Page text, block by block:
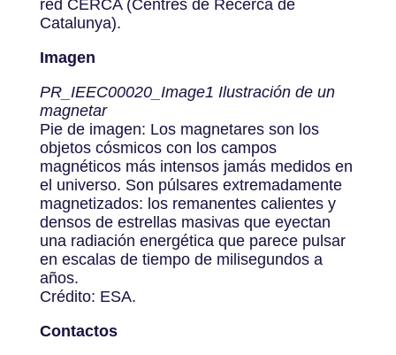
red CERCA (Centres de Recerca de
Catalunya).
Imagen
PR_IEEC00020_Image1 Ilustración de un
magnetar
Pie de imagen: Los magnetares son los
objetos cósmicos con los campos
magnéticos más intensos jamás medidos en
el universo. Son púlsares extremadamente
magnetizados: los remanentes calientes y
densos de estrellas masivas que eyectan
una radiación energética que parece pulsar
en escalas de tiempo de milisegundos a
años.
Crédito: ESA.
Contactos